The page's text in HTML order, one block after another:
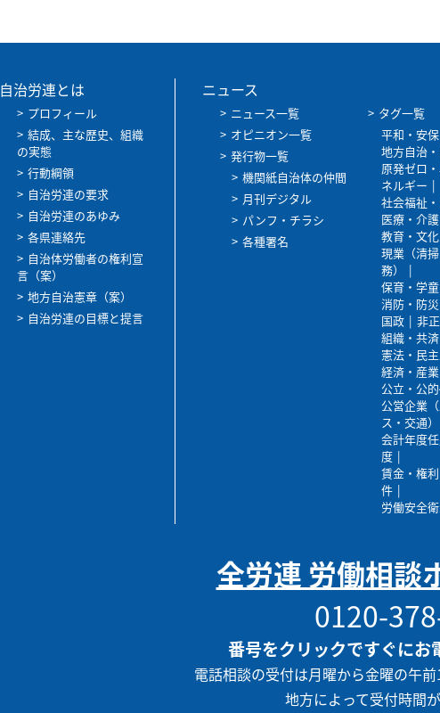
自治労連とは
プロフィール
結成、主な歴史、組織
の実態
行動綱領
自治労連の要求
自治労連のあゆみ
各県連絡先
自治体労働者の権利宣
言（案）
地方自治憲章（案）
自治労連の目標と提言
ニュース
ニュース一覧
オピニオン一覧
発行物一覧
機関紙自治体の仲間
月刊デジタル
パンフ・チラシ
各種署名
タグ一覧
平和・安
地方自治
原発ゼロ
ネルギー
社会福祉
医療・介護
教育・文化
現業（清
務）
保育・学童
消防・防災
国政
非
組織・共済
憲法・民
経済・産業
公立・公
公営企業
ス・交通）
会計年度
度
賃金・権
件
労働安全
全労連 労働相談
0120-
番号をクリックですぐにお
電話相談の受付は月曜から金曜の午前
地方によって受付時間が